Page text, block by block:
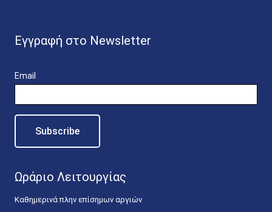
Εγγραφή στο Newsletter
Email
Ωράριο Λειτουργίας
Καθημερινά πλην επίσημων αργιών